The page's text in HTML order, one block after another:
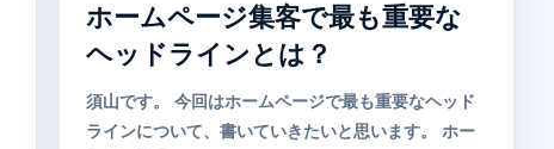
ホームページ集客で最も重要な
ヘッドラインとは？
須山です。 今回はホームページで最も重要なヘッド
ラインについて、書いていきたいと思います。 ホー